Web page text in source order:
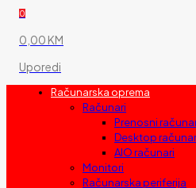
0
0,00 KM
Uporedi
Računarska oprema
Računari
Prenosni
Desktop
AIO računari
Monitori
Računarska periferija